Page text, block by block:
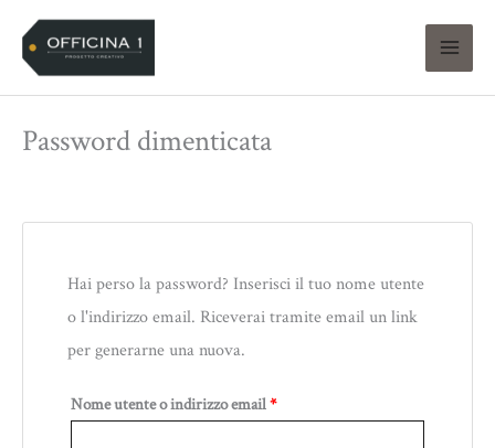
contenuto
Password dimenticata
Hai perso la password? Inserisci il tuo nome utente
o l'indirizzo email. Riceverai tramite email un link
per generarne una nuova.
Nome utente o indirizzo email*